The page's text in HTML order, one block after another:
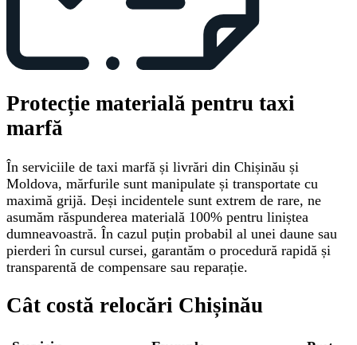
Protecție materială pentru taxi
marfă
În serviciile de taxi marfă și livrări din Chișinău și
Moldova, mărfurile sunt manipulate și transportate cu
maximă grijă. Deși incidentele sunt extrem de rare, ne
asumăm răspunderea materială 100% pentru liniștea
dumneavoastră. În cazul puțin probabil al unei daune sau
pierderi în cursul cursei, garantăm o procedură rapidă și
transparentă de compensare sau reparație.
Cât costă relocări Chișinău